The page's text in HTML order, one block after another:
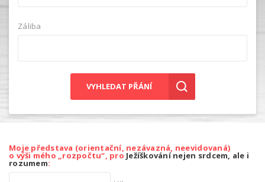
Záliba
VYHLEDAT PŘÁNÍ
Moje představa (orientační, nezávazná, neevidovaná)
o výši mého „rozpočtu“, pro Ježíškování nejen srdcem, ale i
rozumem: